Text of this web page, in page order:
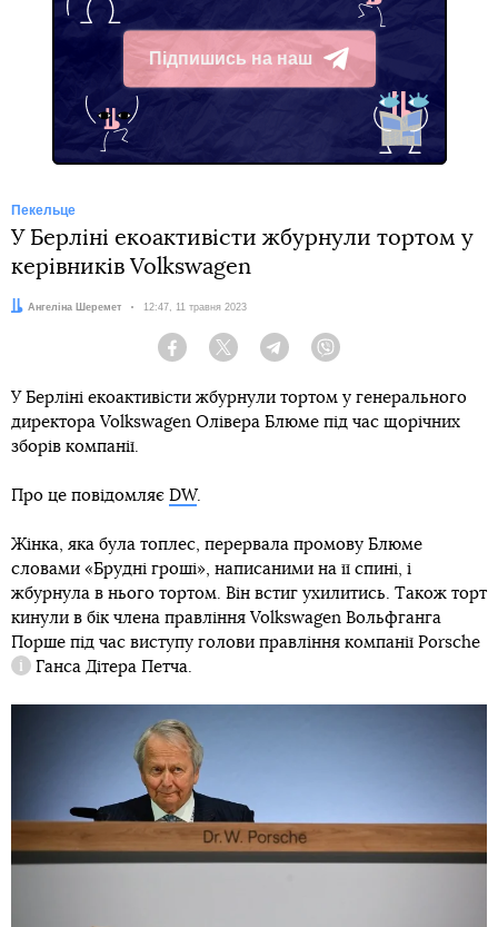
Підпишись на наш
Telegram
Пекельце
У Берліні екоактивісти жбурнули тортом у
керівників Volkswagen
Автор:
Ангеліна Шеремет Дата:
12:47, 11 травня 2023
Facebook Twitter Telegram
У Берліні екоактивісти жбурнули тортом у генерального
директора Volkswagen Олівера Блюме під час щорічних
зборів компанії.
Про це повідомляє DW.
Жінка, яка була топлес, перервала промову Блюме
словами «Брудні гроші», написаними на її спині, і
жбурнула в нього тортом. Він встиг ухилитись. Також торт
кинули в бік члена правління Volkswagen Вольфганга
Порше під час виступу голови правління компанії Porsche
Довідка
Ганса Дітера Петча.